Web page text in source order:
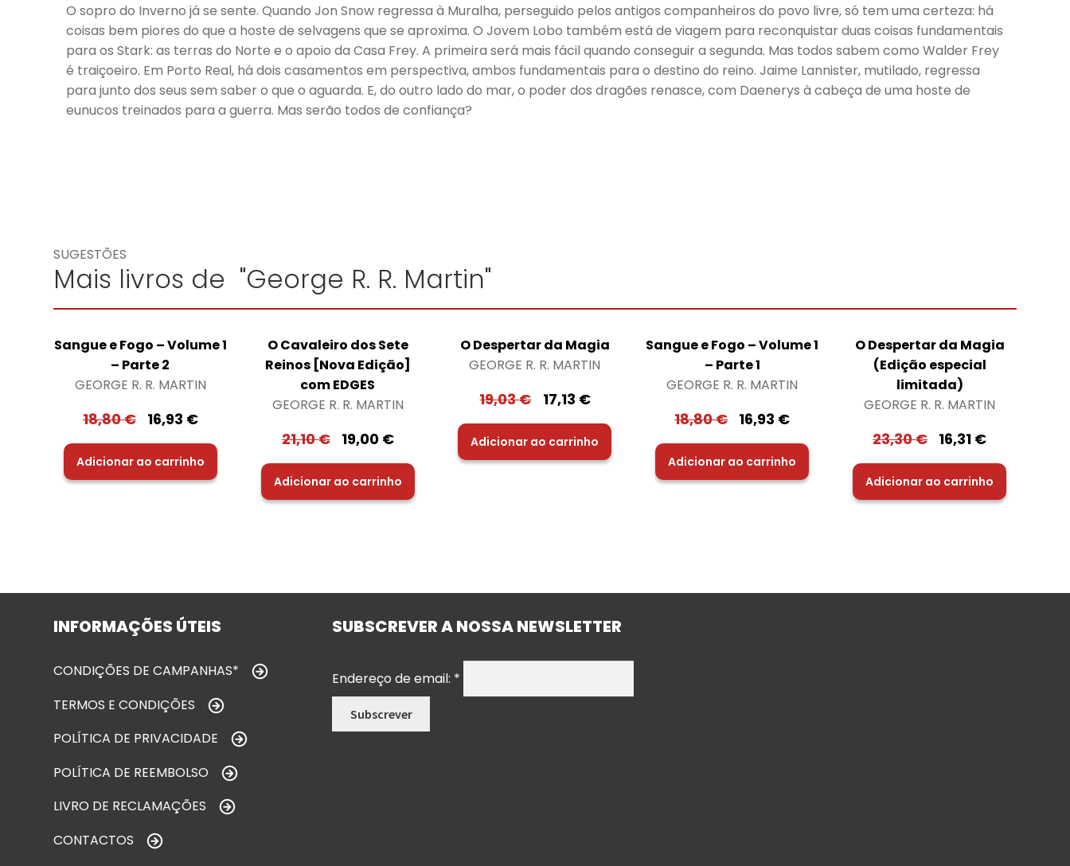
O sopro do Inverno já se sente. Quando Jon Snow regressa à Muralha, perseguido pelos antigos companheiros do povo livre, só tem uma certeza: há
coisas bem piores do que a hoste de selvagens que se aproxima. O Jovem Lobo também está de viagem para reconquistar duas coisas fundamentais
para os Stark: as terras do Norte e o apoio da Casa Frey. A primeira será mais fácil quando conseguir a segunda. Mas todos sabem como Walder Frey
é traiçoeiro. Em Porto Real, há dois casamentos em perspectiva, ambos fundamentais para o destino do reino. Jaime Lannister, mutilado, regressa
para junto dos seus sem saber o que o aguarda. E, do outro lado do mar, o poder dos dragões renasce, com Daenerys à cabeça de uma hoste de
eunucos treinados para a guerra. Mas serão todos de confiança?
SUGESTÕES
Mais livros de "George R. R. Martin"
Sangue e Fogo – Volume 1
– Parte 2
GEORGE R. R. MARTIN
18,80€ 16,93 €
Adicionar ao carrinho
O Cavaleiro dos Sete
Reinos [Nova Edição]
com EDGES
GEORGE R. R. MARTIN
21,10€ 19,00 €
Adicionar ao carrinho
O Despertar da Magia
GEORGE R. R. MARTIN
19,03€ 17,13 €
Adicionar ao carrinho
Sangue e Fogo – Volume 1
– Parte 1
GEORGE R. R. MARTIN
18,80€ 16,93 €
Adicionar ao carrinho
O Despertar da Magia
(Edição especial
limitada)
GEORGE R. R. MARTIN
23,30€ 16,31 €
Adicionar ao carrinho
INFORMAÇÕES ÚTEIS
CONDIÇÕES DE CAMPANHAS*
TERMOS E CONDIÇÕES
POLÍTICA DE PRIVACIDADE
POLÍTICA DE REEMBOLSO
LIVRO DE RECLAMAÇÕES
CONTACTOS
SUBSCREVER A NOSSA NEWSLETTER
Endereço de email: *